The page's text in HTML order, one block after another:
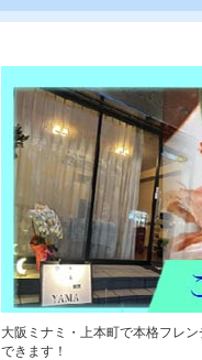
大阪ミナミ・上本町で本格フレ
できます！